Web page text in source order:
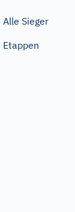
Sieger
Etappen